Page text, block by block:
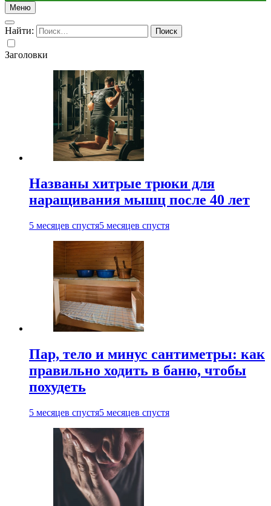
Меню
Найти:
Заголовки
Названы хитрые трюки для
наращивания мышц после 40 лет
5 месяцев спустя5 месяцев спустя
Пар, тело и минус сантиметры: как
правильно ходить в баню, чтобы
похудеть
5 месяцев спустя5 месяцев спустя